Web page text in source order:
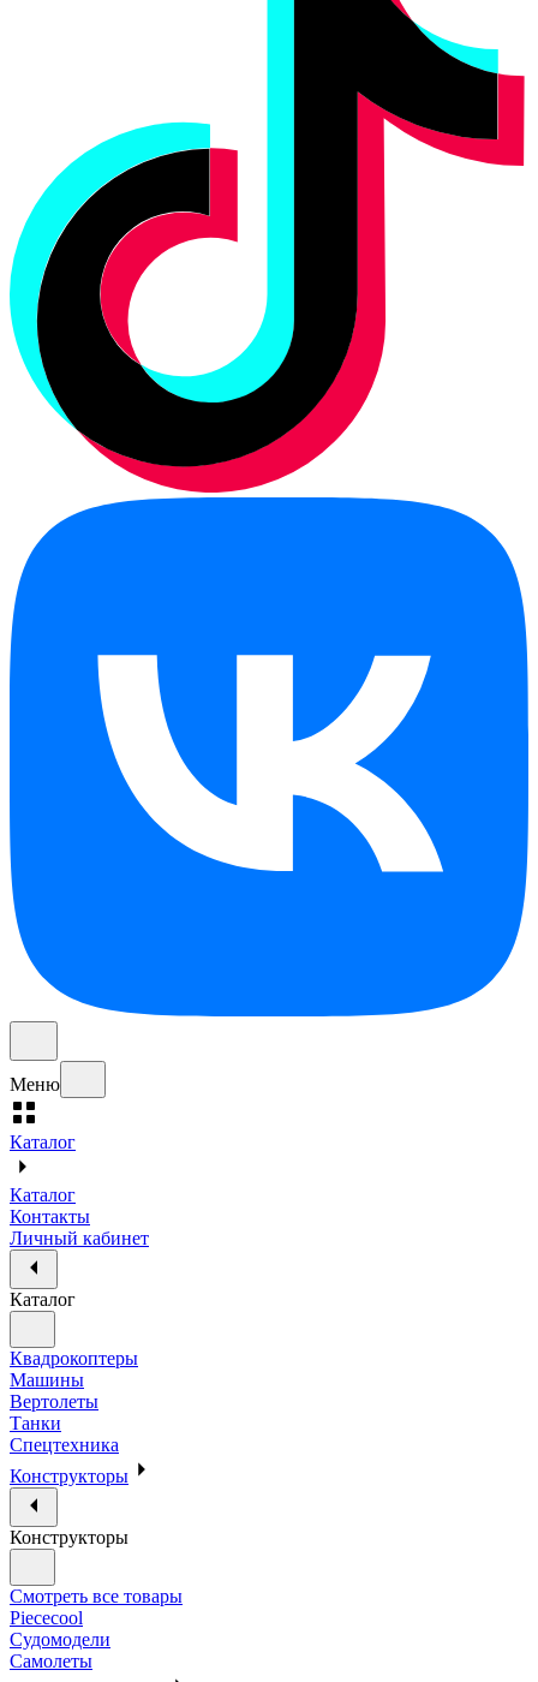
Меню
Каталог
Каталог
Контакты
Личный кабинет
Каталог
Квадрокоптеры
Машины
Вертолеты
Танки
Спецтехника
Конструкторы
Конструкторы
Смотреть все товары
Piececool
Судомодели
Самолеты